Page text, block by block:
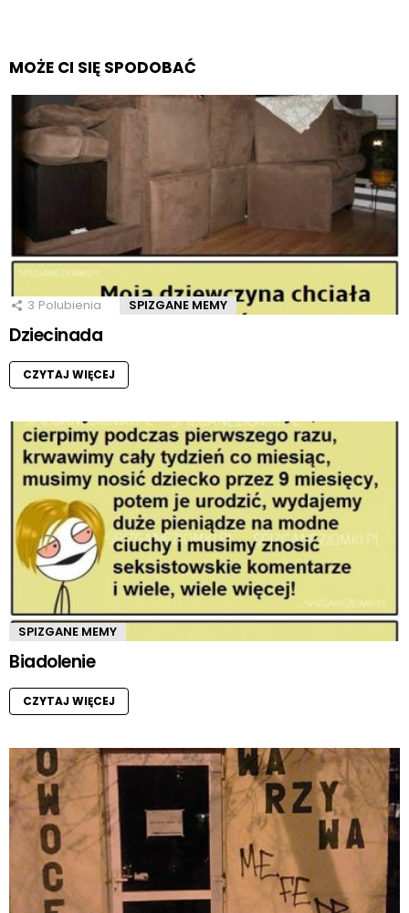
MOŻE CI SIĘ SPODOBAĆ
3 Polubienia SPIZGANE MEMY
Dziecinada
CZYTAJ WIĘCEJ
SPIZGANE MEMY
Biadolenie
CZYTAJ WIĘCEJ